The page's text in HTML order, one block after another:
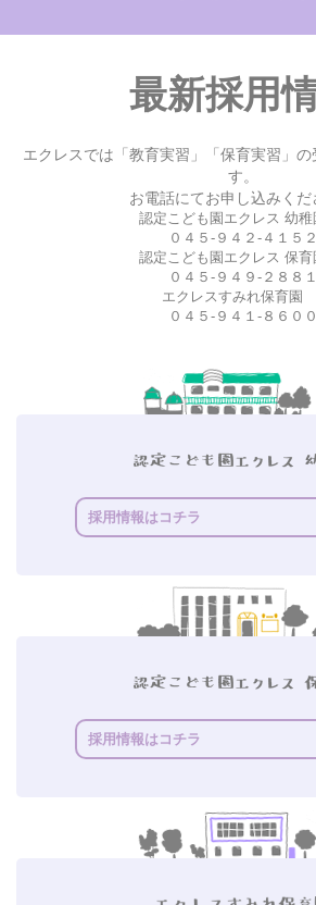
最新採用
エクレスでは「教育実習」「保育実習」
す。
お電話にてお申し込みくだ
認定こども園エクレス 幼稚
０４５-９４２-４１５２
認定こども園エクレス 保育
０４５-９４９-２８８１
エクレスすみれ保育園
０４５-９４１-８６００
採用情報はコチラ
採用情報はコチラ